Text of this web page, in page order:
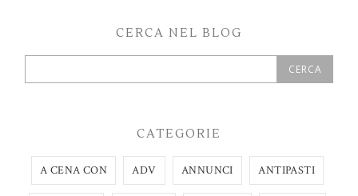
CERCA NEL BLOG
CATEGORIE
A CENA CON ADV ANNUNCI ANTIPASTI